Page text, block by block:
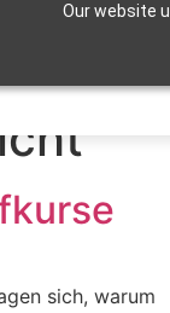
Our website
sich, warum